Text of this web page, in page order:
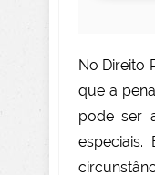
No Direito
que a
pode ser
especiais.